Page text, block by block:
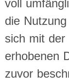
voll
die
sich mit der
erhobenen
zuvor